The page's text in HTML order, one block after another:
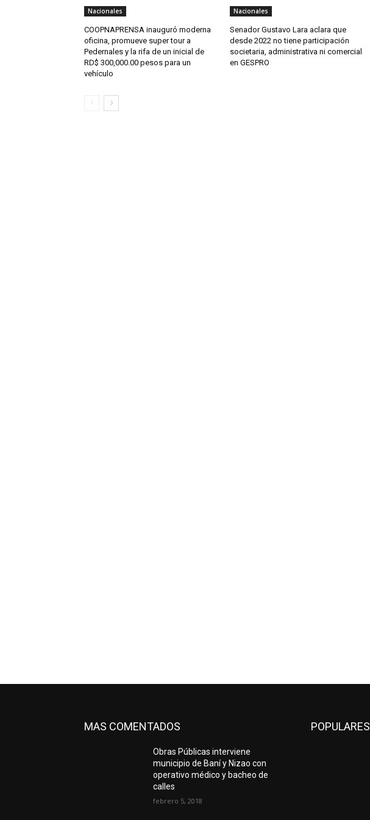
Nacionales
COOPNAPRENSA inauguró moderna
oficina, promueve super tour a
Pedernales y la rifa de un inicial de
RD$ 300,000.00 pesos para un
vehículo
Nacionales
Senador Gustavo Lara aclara que
desde 2022 no tiene participación
societaria, administrativa ni comercial
en GESPRO
MAS COMENTADOS
Obras Públicas interviene
municipio de Baní y Nizao con
operativo médico y bacheo de
calles
febrero 5, 2018
POPULARES